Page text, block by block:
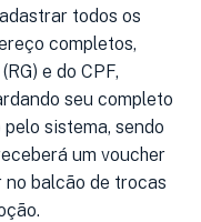
todos os
completos,
e do CPF,
seu completo
sistema, sendo
um voucher
no balcão de trocas